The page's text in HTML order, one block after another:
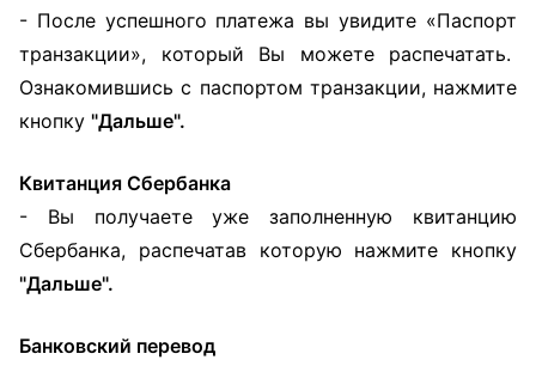
- После успешного платежа вы увидите «Паспорт
транзакции», который Вы можете распечатать.
Ознакомившись с паспортом транзакции, нажмите
кнопку "Дальше".
Квитанция Сбербанка
- Вы получаете уже заполненную квитанцию
Сбербанка, распечатав которую нажмите кнопку
"Дальше".
Банковский перевод